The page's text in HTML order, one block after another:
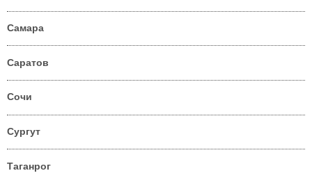
Самара
Саратов
Сочи
Сургут
Таганрог